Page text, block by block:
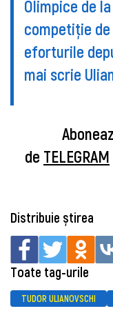
Olimpice de
competiție
eforturile
mai scrie
de TELEGRAM
Distribuie știrea
Toate tag-urile
TUDOR ULIANOVSCHI